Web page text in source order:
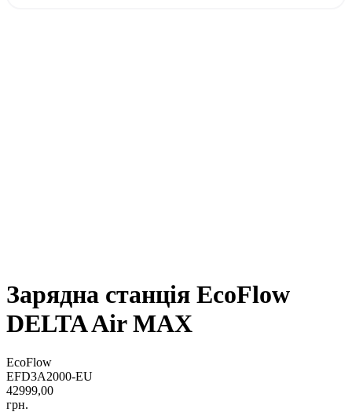
Зарядна станція EcoFlow
DELTA Air MAX
EcoFlow
EFD3A2000-EU
42999,00
грн.